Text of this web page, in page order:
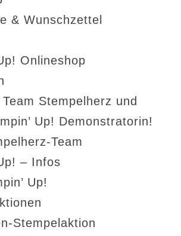
& Wunschzettel
Onlineshop
Stempelherz und
Up! Demonstratorin!
Team
– Infos
Up!
Stempelaktion